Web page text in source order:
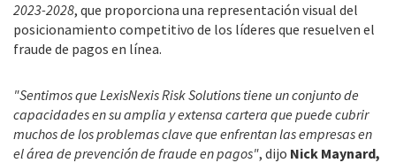
2023-2028, que proporciona una representación visual del
posicionamiento competitivo de los líderes que resuelven el
fraude de pagos en línea.
"Sentimos que LexisNexis Risk Solutions tiene un conjunto de
capacidades en su amplia y extensa cartera que puede cubrir
muchos de los problemas clave que enfrentan las empresas en
el área de prevención de fraude en pagos", dijo Nick Maynard,